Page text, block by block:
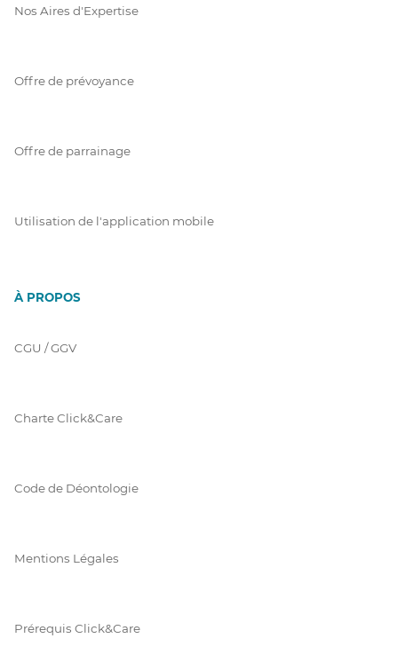
Nos Aires d'Expertise
Offre de prévoyance
Offre de parrainage
Utilisation de l'application mobile
À PROPOS
CGU / GGV
Charte Click&Care
Code de Déontologie
Mentions Légales
Prérequis Click&Care